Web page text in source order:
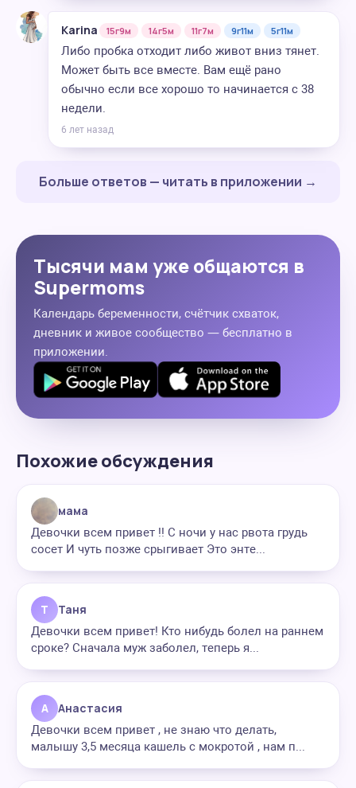
Karina 15г9м 14г5м 11г7м 9г11м 5г11м
Либо пробка отходит либо живот вниз тянет.
Может быть все вместе. Вам ещё рано
обычно если все хорошо то начинается с 38
недели.
6 лет назад
Больше ответов — читать в приложении →
Тысячи мам уже общаются в
Supermoms
Календарь беременности, счётчик схваток,
дневник и живое сообщество — бесплатно в
приложении.
Похожие обсуждения
мама
Девочки всем привет !! С ночи у нас рвота грудь
сосет И чуть позже срыгивает Это энте...
Т Таня
Девочки всем привет! Кто нибудь болел на раннем
сроке? Сначала муж заболел, теперь я...
А Анастасия
Девочки всем привет , не знаю что делать,
малышу 3,5 месяца кашель с мокротой , нам п...